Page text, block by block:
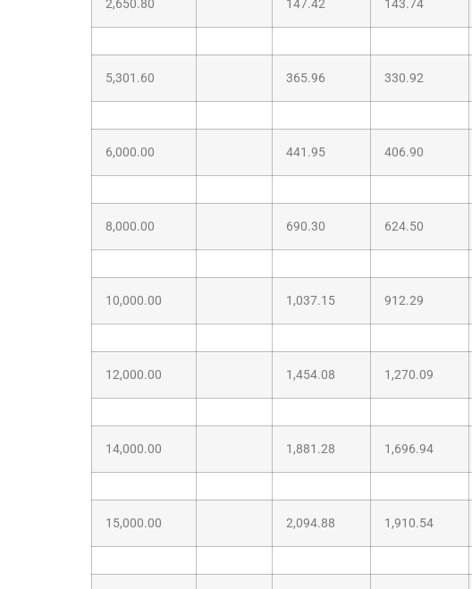
2,650.80 147.42 143.74
5,301.60 365.96 330.92
6,000.00 441.95 406.90
8,000.00 690.30 624.50
10,000.00 1,037.15 912.29
12,000.00 1,454.08 1,270.09
14,000.00 1,881.28 1,696.94
15,000.00 2,094.88 1,910.54